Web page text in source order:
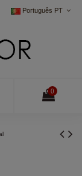
Português PT
0